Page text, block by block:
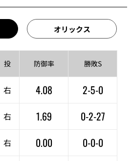
オリックス
投 防御率 勝敗S
右 4.08 2-5-0
右 1.69 0-2-27
右 0.00 0-0-0